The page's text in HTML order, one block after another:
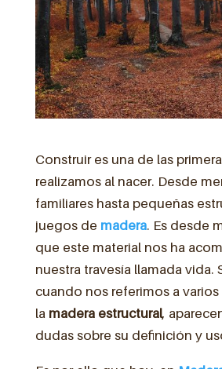
Construir es una de las
realizamos al nacer. Desde
familiares hasta pequeñas
juegos de madera. Es desde
que este material nos ha
nuestra travesía llamada vida.
cuando nos referimos a
la madera estructural,
dudas sobre su definición y